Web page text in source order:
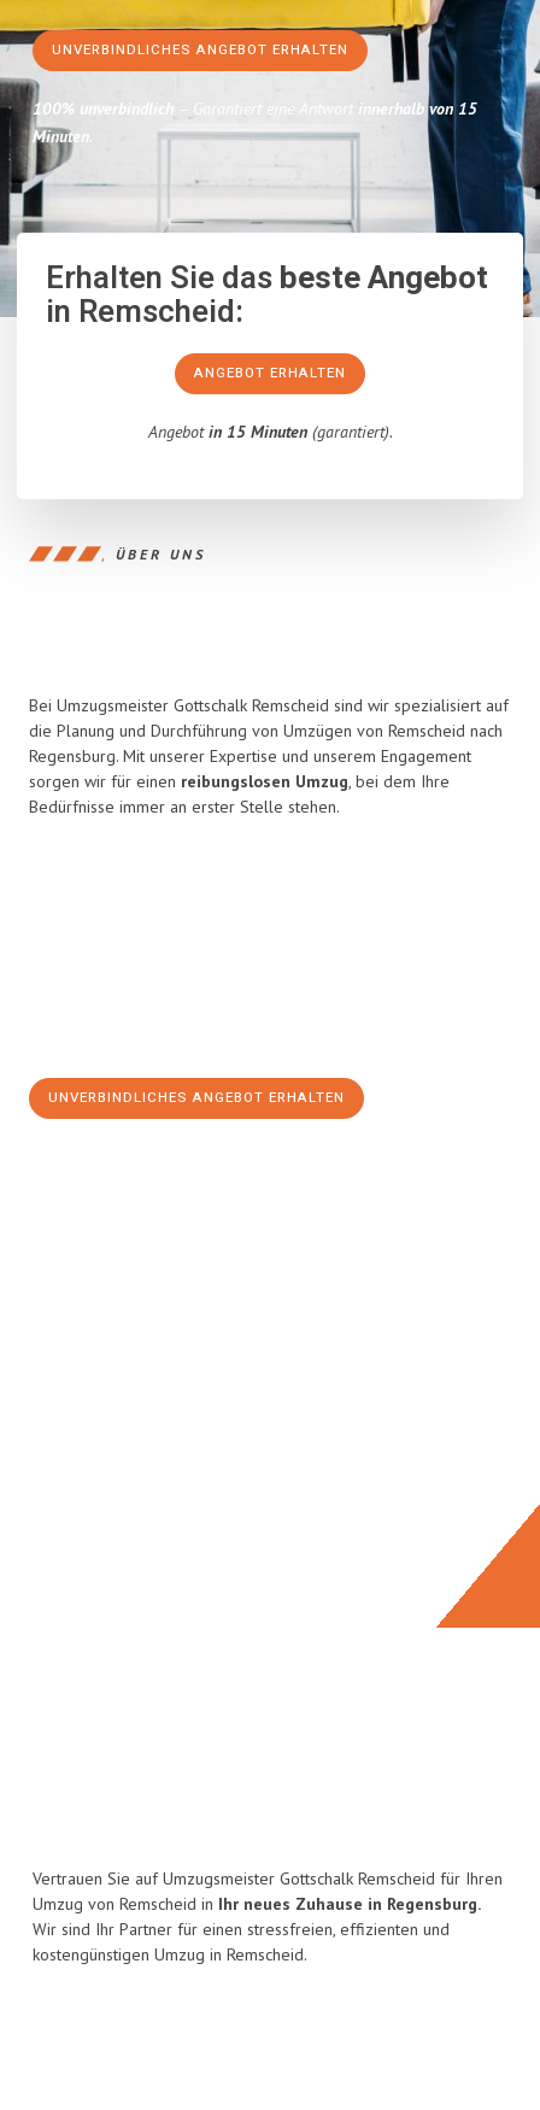
UNVERBINDLICHES ANGEBOT ERHALTEN
100% unverbindlich – Garantiert eine Antwort innerhalb von 15
Minuten.
Erhalten Sie dasbeste Angebot
in Remscheid:
ANGEBOT ERHALTEN
Angebotin 15 Minuten(garantiert).
ÜBER UNS
Bei Umzugsmeister Gottschalk Remscheid sind wir spezialisiert auf
die Planung und Durchführung von Umzügen von Remscheid nach
Regensburg. Mit unserer Expertise und unserem Engagement
sorgen wir für einen reibungslosen Umzug, bei dem Ihre
Bedürfnisse immer an erster Stelle stehen.
UNVERBINDLICHES ANGEBOT ERHALTEN
Vertrauen Sie auf Umzugsmeister Gottschalk Remscheid für Ihren
Umzug von Remscheid in Ihr neues Zuhause in Regensburg.
Wir sind Ihr Partner für einen stressfreien, effizienten und
kostengünstigen Umzug in Remscheid.